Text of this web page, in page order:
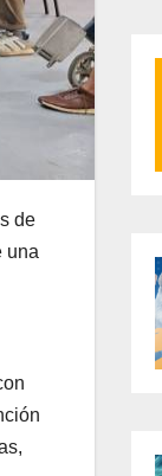
de
una